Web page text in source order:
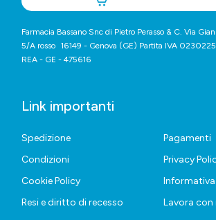
Farmacia Bassano Snc di Pietro Perasso & C. Via
5/A rosso 16149 - Genova (GE) Partita IVA
REA - GE - 475616
Link importanti
Spedizione
Pagamenti
Condizioni
Privacy
Cookie Policy
Informativa
Resi e diritto di recesso
Lavora con